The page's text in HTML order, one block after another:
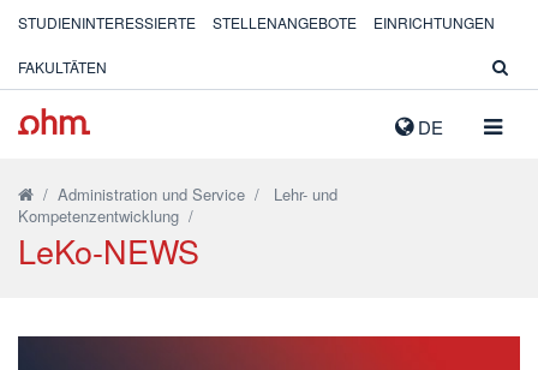
DE
STUDIENINTERESSIERTE STELLENANGEBOTE EINRICHTUNGEN
FAKULTÄTEN
/ Administration und Service / Lehr- und
Kompetenzentwicklung /
LeKo-NEWS